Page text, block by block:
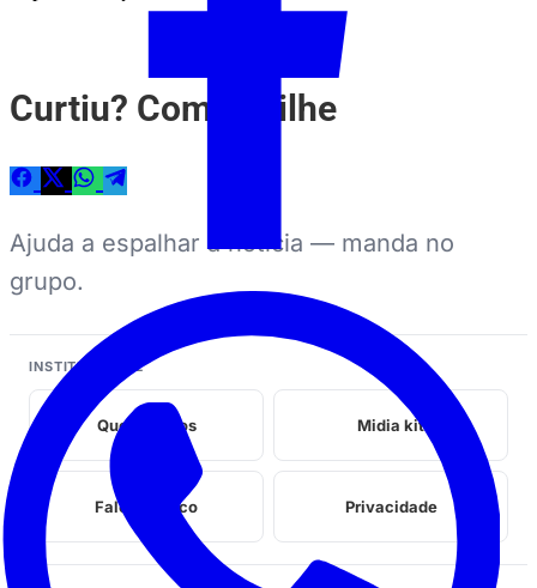
Curtiu? Compartilhe
Ajuda a espalhar a notícia — manda no
grupo.
INSTITUCIONAL
Quem somos Midia kit
Fale conosco Privacidade